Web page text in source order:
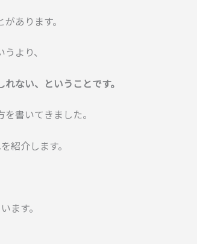
あります。
より、
ない、ということです。
書いてきました。
紹介します。
ます。